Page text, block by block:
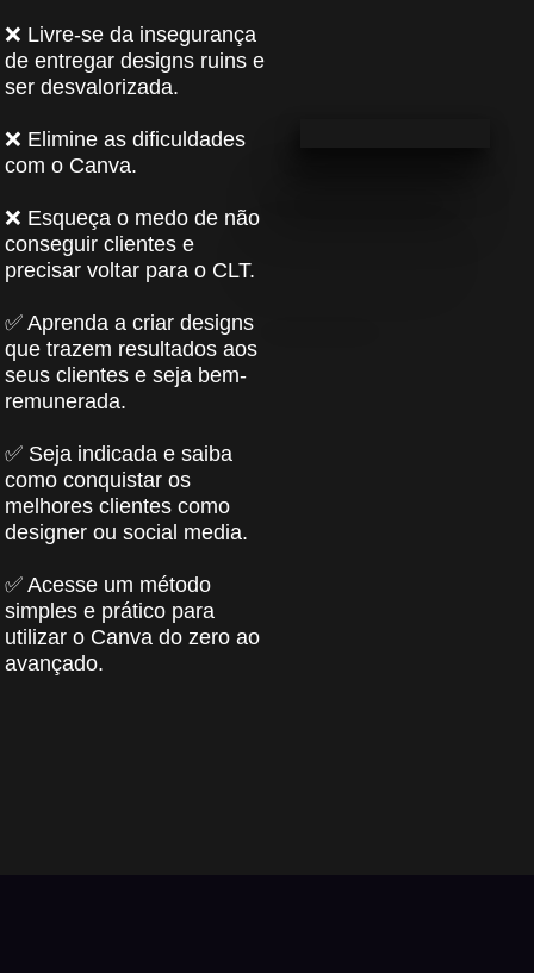
❌ Livre-se da insegurança
de entregar designs ruins e
ser desvalorizada.
❌ Elimine as dificuldades
com o Canva.
❌ Esqueça o medo de não
conseguir clientes e
precisar voltar para o CLT.
✅ Aprenda a criar designs
que trazem resultados aos
seus clientes e seja bem-
remunerada.
✅ Seja indicada e saiba
como conquistar os
melhores clientes como
designer ou social media.
✅ Acesse um método
simples e prático para
utilizar o Canva do zero ao
avançado.